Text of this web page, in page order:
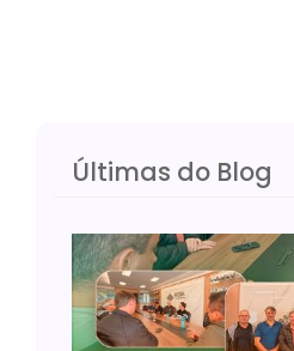
Últimas do Blog